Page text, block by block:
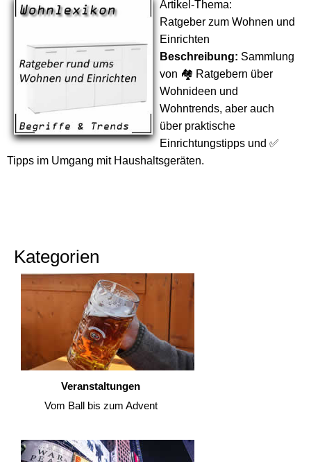
Artikel-Thema:
Ratgeber zum Wohnen und
Einrichten
Beschreibung: Sammlung
von 🏘 Ratgebern über
Wohnideen und
Wohntrends, aber auch
über praktische
Einrichtungstipps und ✅
Tipps im Umgang mit Haushaltsgeräten.
Kategorien
Veranstaltungen
Vom Ball bis zum Advent